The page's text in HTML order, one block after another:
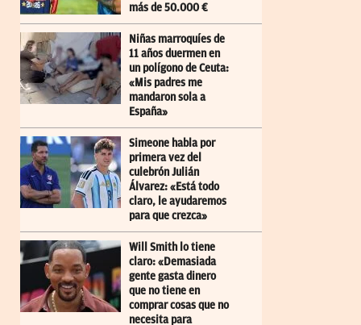
más de 50.000 €
Niñas marroquíes de
11 años duermen en
un polígono de Ceuta:
«Mis padres me
mandaron sola a
España»
Simeone habla por
primera vez del
culebrón Julián
Álvarez: «Está todo
claro, le ayudaremos
para que crezca»
Will Smith lo tiene
claro: «Demasiada
gente gasta dinero
que no tiene en
comprar cosas que no
necesita para